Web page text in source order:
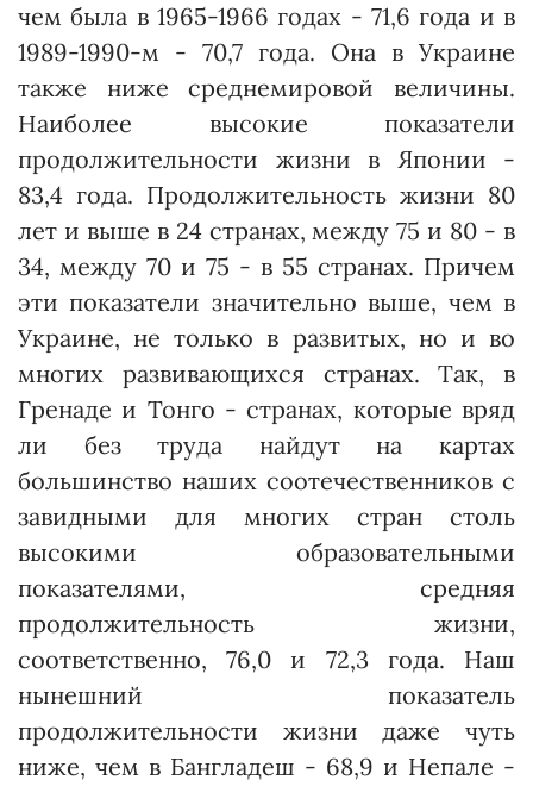
чем была в 1965-1966 годах - 71,6 года и в
1989-1990-м - 70,7 года. Она в Украине
также ниже среднемировой величины.
Наиболее высокие показатели
продолжительности жизни в Японии -
83,4 года. Продолжи­тель­ность жизни 80
лет и выше в 24 странах, между 75 и 80 - в
34, между 70 и 75 - в 55 странах. Причем
эти показатели значительно выше, чем в
Украине, не только в развитых, но и во
многих развивающихся странах. Так, в
Гренаде и Тонго - странах, которые вряд
ли без труда найдут на картах
большинство наших соотечественников с
завидными для многих стран столь
высокими образовательными
показателями, средняя
продолжительность жизни,
соответственно, 76,0 и 72,3 года. Наш
нынешний показатель
продолжительности жизни даже чуть
ниже, чем в Бангладеш - 68,9 и Непале -